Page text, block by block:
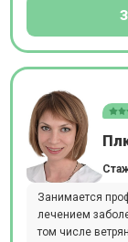
Занимается
лечением
том числе